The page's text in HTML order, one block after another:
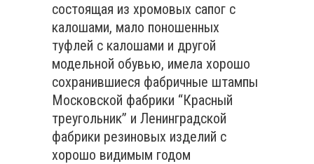
состоящая из хромовых сапог с
калошами, мало поношенных
туфлей с калошами и другой
модельной обувью, имела хорошо
сохранившиеся фабричные штампы
Московской фабрики “Красный
треугольник” и Ленинградской
фабрики резиновых изделий с
хорошо видимым годом